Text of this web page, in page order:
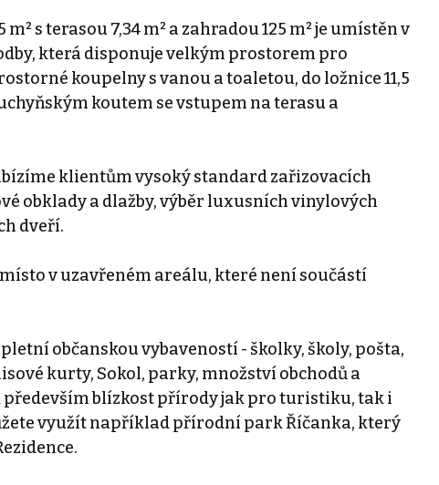
s terasou 7,34 m² a zahradou 125 m² je umístěn v
která disponuje velkým prostorem pro
koupelny s vanou a toaletou, do ložnice 11,5
koutem se vstupem na terasu a
klientům vysoký standard zařizovacích
obklady a dlažby, výběr luxusních vinylových
dveří.
v uzavřeném areálu, které není součástí
občanskou vybaveností - školky, školy, pošta,
kurty, Sokol, parky, množství obchodů a
především blízkost přírody jak pro turistiku, tak i
využít například přírodní park Říčanka, který